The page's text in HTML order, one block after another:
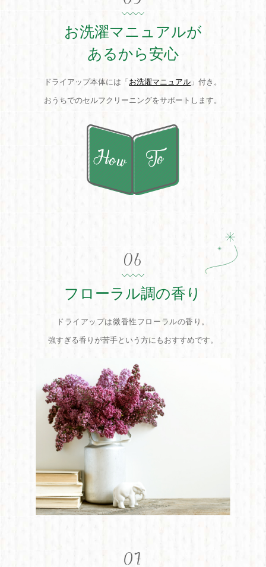
お洗濯マニュアルが
あるから安心
ドライアップ本体には「 お洗濯マニュアル 」付き。
おうちでのセルフクリーニングをサポートします。
フローラル調の香り
ドライアップは微香性フローラルの香り。
強すぎる香りが苦手という方にもおすすめです。